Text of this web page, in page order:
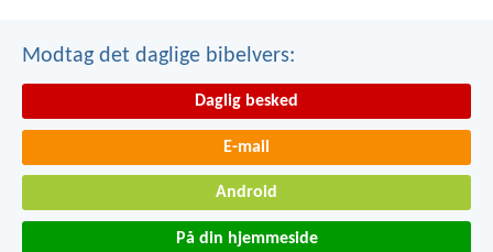
Modtag det daglige bibelvers:
Daglig besked
E-mail
Android
På din hjemmeside